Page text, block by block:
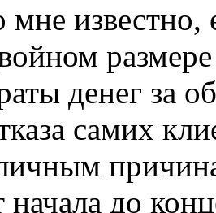
мне
денег за
самих
начала до